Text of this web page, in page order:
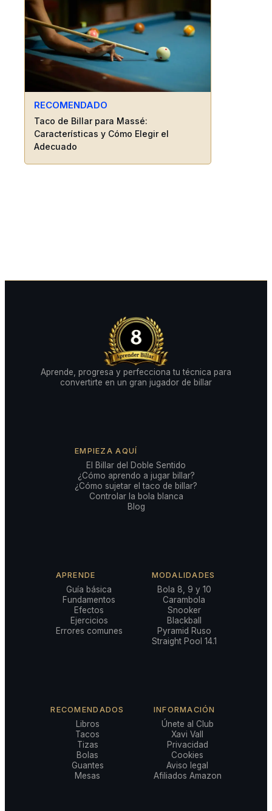
RECOMENDADO
Taco de Billar para Massé:
Características y Cómo Elegir el
Adecuado
Aprende, progresa y perfecciona tu técnica para
convertirte en un gran jugador de billar
EMPIEZA AQUÍ
El Billar del Doble Sentido
¿Cómo aprendo a jugar billar?
¿Cómo sujetar el taco de billar?
Controlar la bola blanca
Blog
APRENDE
Guía básica
Fundamentos
Efectos
Ejercicios
Errores comunes
MODALIDADES
Bola 8, 9 y 10
Carambola
Snooker
Blackball
Pyramid Ruso
Straight Pool 14.1
RECOMENDADOS
Libros
Tacos
Tizas
Bolas
Guantes
Mesas
INFORMACIÓN
Únete al Club
Xavi Vall
Privacidad
Cookies
Aviso legal
Afiliados Amazon